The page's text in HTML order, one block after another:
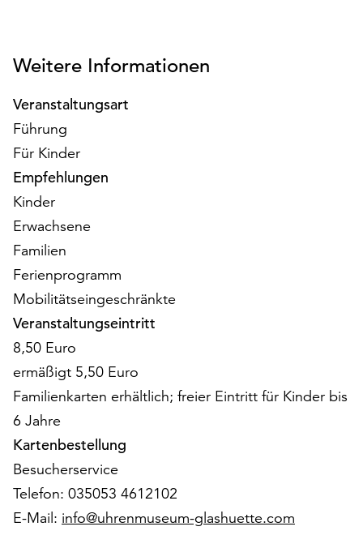
Ende
Seite
die
Schaltfläche
„Cookie-
Einstellungen“
zur
Verfügung.
Funktionale
Cookies
werden
ohne
Ihr
Einverständnis
weiterhin
ausgeführt.
Möchten
Sie
die
verwendeten
Cookies
anpassen,
erreichen
Weitere Informationen
Veranstaltungsart
Führung
Für Kinder
Empfehlungen
Kinder
Erwachsene
Familien
Ferienprogramm
Mobilitätseingeschränkte
Veranstaltungseintritt
8,50 Euro
ermäßigt 5,50 Euro
Familienkarten erhältlich; freier Eintritt für Kinder bis
6 Jahre
Kartenbestellung
Besucherservice
Telefon: 035053 4612102
E-Mail: info@uhrenmuseum-glashuette.com